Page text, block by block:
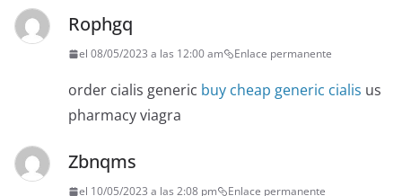
Rophgq
el 08/05/2023 a las 12:00 am Enlace permanente
order cialis generic buy cheap generic cialis us
pharmacy viagra
Zbnqms
el 10/05/2023 a las 2:08 pm Enlace permanente